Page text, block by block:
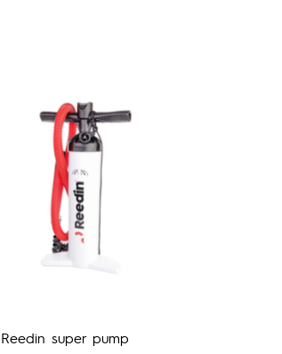
Reedin super pump